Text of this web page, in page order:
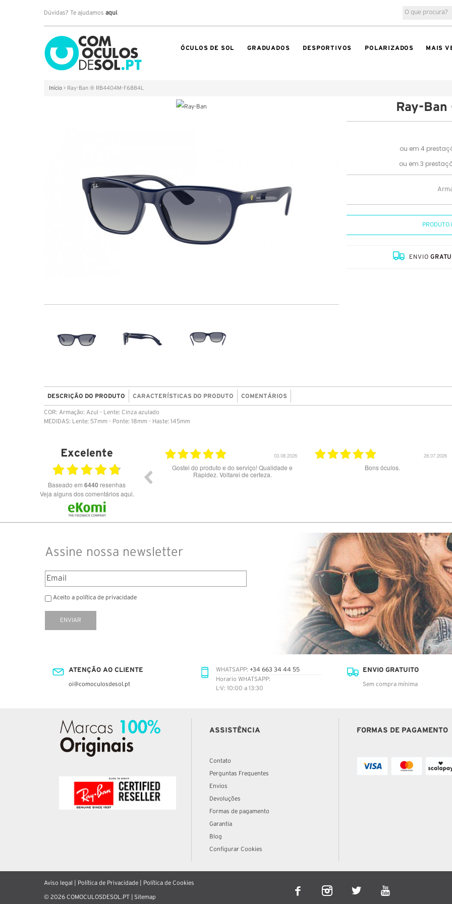
Dúvidas? Te ajudamos aqui.
ÓCULOS DE SOL GRADUADOS DESPORTIVOS POLARIZADOS MAIS
Início > Ray-Ban ® RB4404M-F6884L
Ray-
PRODUTO
ENVIO
DESCRIÇÃO DO PRODUTO CARACTERÍSTICAS DO PRODUTO COMENTÁRIOS
COR: Armação: Azul - Lente: Cinza azulado
MEDIDAS: Lente: 57mm - Ponte: 18mm - Haste: 145mm
Excelente
Baseado em 6440 resenhas
Veja alguns dos comentários aqui.
03.08.2026
Gostei do produto e do serviço! Qualidade e
Rapidez. Voltarei de certeza.
28.07.2026
Bons óculos.
Óculos de excelente
Assine nossa newsletter
Aceito a política de privacidade
ENVIAR
ATENÇÃO AO CLIENTE
oi@comoculosdesol.pt
WHATSAPP: +34 663 34 44 55
Horario WHATSAPP:
L-V: 10:00 a 13:30
ENVIO GRATUITO
Sem compra mínima
ASSISTÊNCIA
Contato
Perguntas Frequentes
Envios
Devoluções
Formas de pagamento
Garantia
Blog
Configurar Cookies
FORMAS DE PAGAMENTO
Aviso legal Política de Privacidade Política de Cookies
© 2026 COMOCULOSDESOL.PT | Sitemap